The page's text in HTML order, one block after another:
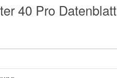
40 Pro Datenblatt